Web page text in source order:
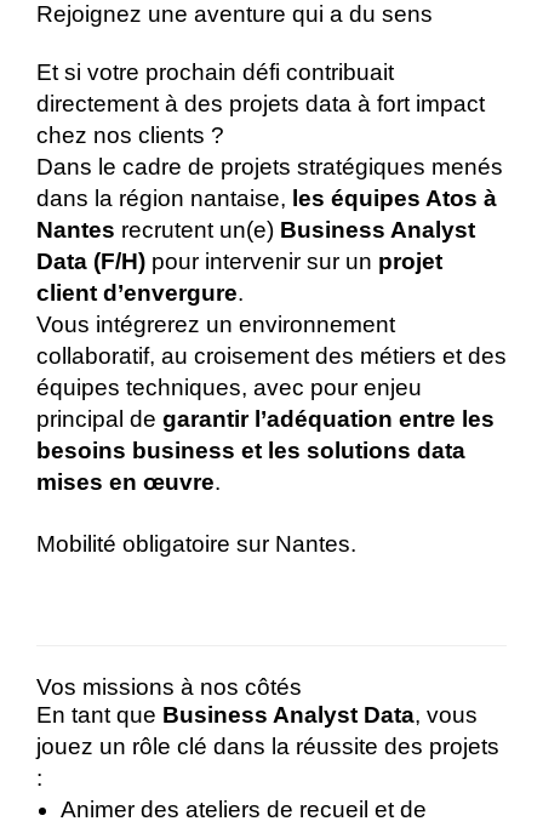
Rejoignez une aventure qui a du sens
Et si votre prochain défi contribuait
directement à des projets data à fort impact
chez nos clients ?
Dans le cadre de projets stratégiques menés
dans la région nantaise, les équipes Atos à
Nantes recrutent un(e) Business Analyst
Data (F/H) pour intervenir sur un projet
client d’envergure.
Vous intégrerez un environnement
collaboratif, au croisement des métiers et des
équipes techniques, avec pour enjeu
principal de garantir l’adéquation entre les
besoins business et les solutions data
mises en œuvre.
Mobilité obligatoire sur Nantes.
Vos missions à nos côtés
En tant que Business Analyst Data, vous
jouez un rôle clé dans la réussite des projets
:
Animer des ateliers de recueil et de